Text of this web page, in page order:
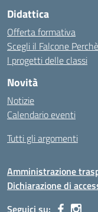
Didattica
Offerta formativa
Scegli il Falcone Perchè
I progetti delle classi
Novità
Notizie
Calendario eventi
Tutti gli argomenti
Amministrazione
Dichiarazione di